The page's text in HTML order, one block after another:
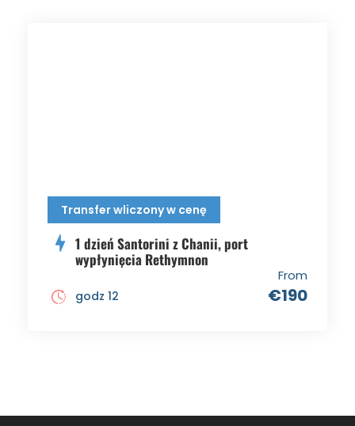
Transfer wliczony w cenę
1 dzień Santorini z Chanii, port
wypłynięcia Rethymnon
From
€190
godz 12